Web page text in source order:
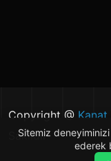
Copyright @
Saklıdır
Sitemiz
ederek